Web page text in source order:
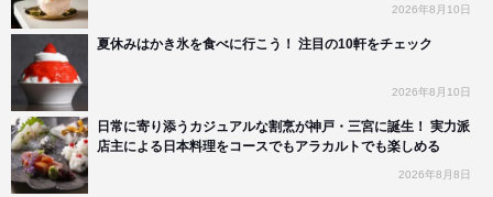
2026年8月10日
夏休みはかき氷を食べに行こう！ 注目の10軒をチェック
2026年8月10日
日常に寄り添うカジュアルな割烹が神戸・三宮に誕生！ 実力派
店主による日本料理をコースでもアラカルトでも楽しめる
2026年8月8日